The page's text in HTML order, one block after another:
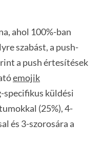
ahol 100%-ban
szabást, a push-
a push értesítések
emojik
specifikus küldési
(25%), 4-
és 3-szorosára a